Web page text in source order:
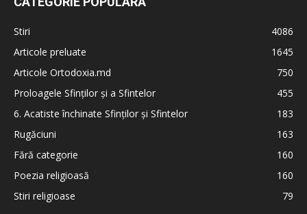
Stiri
4086
Articole preluate
1645
Articole Ortodoxia.md
750
Proloagele Sfinților și a Sfintelor
455
6. Acatiste închinate Sfinților și Sfintelor
183
Rugăciuni
163
Fără categorie
160
Poezia religioasă
160
Stiri religioase
79